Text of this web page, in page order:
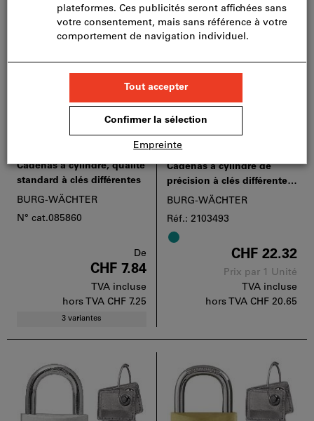
Cadenas à cylindre, qualité
standard à clés différentes
BURG-WÄCHTER
N° cat.085860
De
CHF 7.84
TVA incluse
hors TVA CHF 7.25
3 variantes
Cadenas à cylindre de
précision à clés différentes,
⌀ boîtier: 40mm
BURG-WÄCHTER
Réf.: 2103493
CHF 22.32
Prix par 1 Unité
TVA incluse
hors TVA CHF 20.65